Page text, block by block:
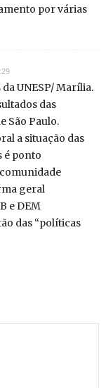
por várias
UNESP/ Marília.
das
São Paulo.
a situação das
é ponto
geral
e DEM
das “políticas